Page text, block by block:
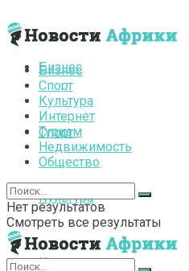
Бизнес
Спорт
Культура
Интернет
Бизнес
Спорт
Культура
Интернет
Туризм
Недвижимость
Общество
Нет результатов
Смотреть все результаты